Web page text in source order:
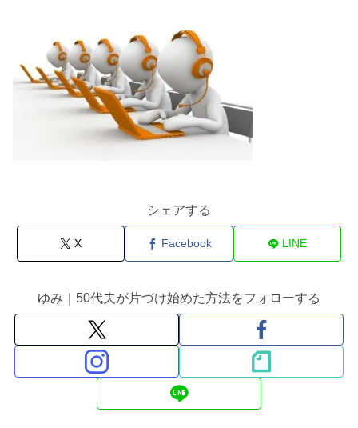
シェアする
X Facebook LINE
ゆみ｜50代夫が片づけ始めた方法をフォローする